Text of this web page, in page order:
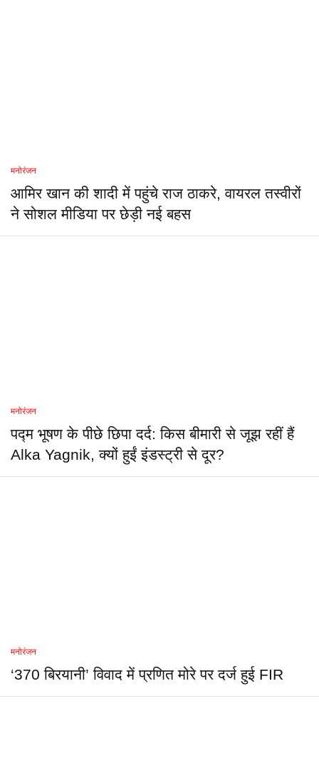
मनोरंजन
आमिर खान की शादी में पहुंचे राज ठाकरे, वायरल तस्वीरों
ने सोशल मीडिया पर छेड़ी नई बहस
मनोरंजन
पद्म भूषण के पीछे छिपा दर्द: किस बीमारी से जूझ रहीं हैं
Alka Yagnik, क्यों हुईं इंडस्ट्री से दूर?
मनोरंजन
‘370 बिरयानी’ विवाद में प्रणित मोरे पर दर्ज हुई FIR